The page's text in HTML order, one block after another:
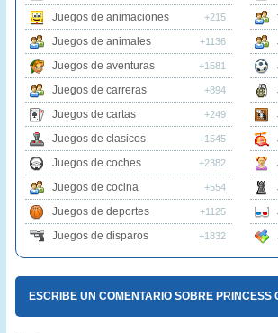
Juegos de animaciones +215
Juegos de animales +1136
Juegos de aventuras +1581
Juegos de carreras +894
Juegos de cartas +249
Juegos de clasicos +1545
Juegos de coches +2382
Juegos de cocina +554
Juegos de deportes +1125
Juegos de disparos +1832
ESCRIBE UN COMENTARIO SOBRE PRINCESS